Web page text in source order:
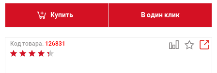
Купить В один клик
Код товара: 126831